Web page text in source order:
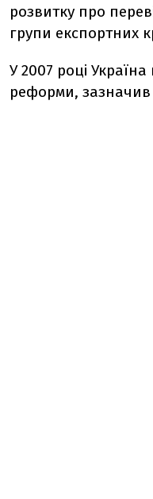
розвитку про
групи експортних
У 2007 році
реформи,